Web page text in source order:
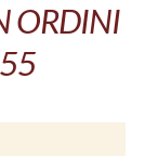
ORDINI